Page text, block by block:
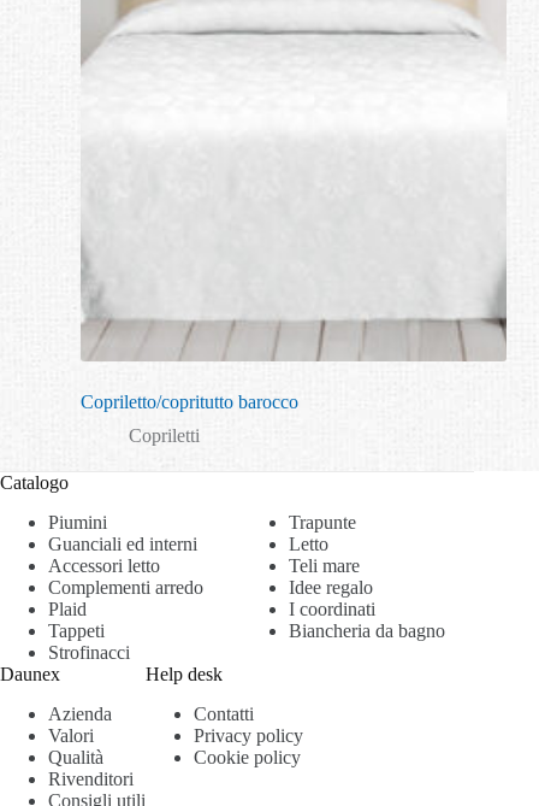
Copriletto/copritutto barocco
Copriletti
Catalogo
Piumini
Trapunte
Guanciali ed interni
Letto
Accessori letto
Teli mare
Complementi arredo
Idee regalo
Plaid
I coordinati
Tappeti
Biancheria da bagno
Strofinacci
Daunex
Azienda
Valori
Qualità
Rivenditori
Consigli utili
Help desk
Contatti
Privacy policy
Cookie policy